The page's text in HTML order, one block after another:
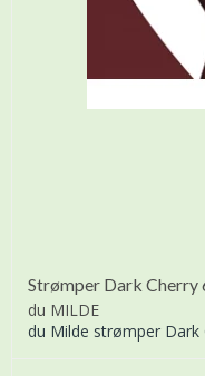
Strømper Dark Cherry
du MILDE
du Milde strømper Dark